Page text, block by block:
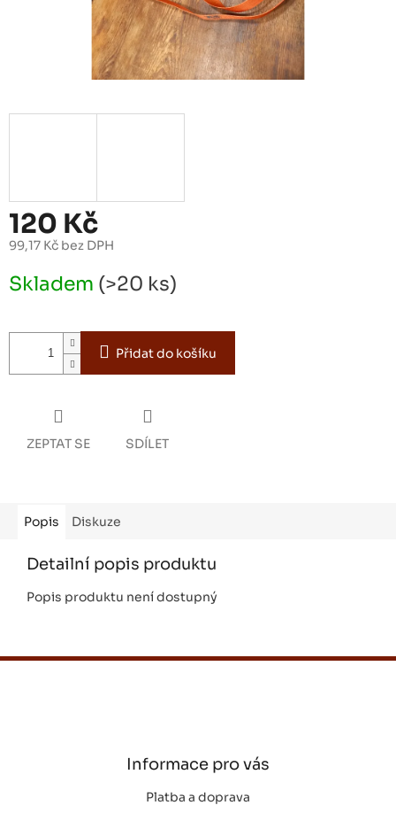
120 Kč
99,17 Kč bez DPH
cena:
Skladem (>20 ks)
Přidat do košíku
ZEPTAT SE SDÍLET
Popis Diskuze
Detailní popis produktu
Popis produktu není dostupný
Z
Informace pro vás
Platba a doprava